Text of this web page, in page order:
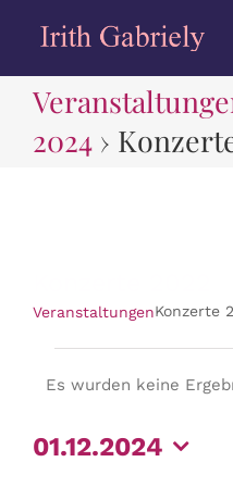
Inhalt
HOME
2024 ›
VeranstaltungenKonzerte
Hinweis
Es wurden keine
01.12.2024